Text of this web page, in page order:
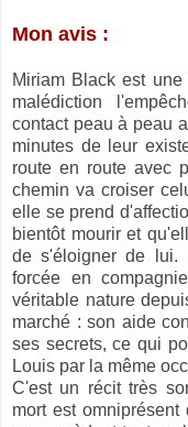
Mon avis :
Miriam Black est
malédiction
contact peau à peau
minutes de leur
route en route avec
chemin va croiser
elle se prend
bientôt mourir et
de s'éloigner de lui.
forcée en
véritable nature
marché : son aide
ses secrets, ce qui
Louis par la même
C'est un récit très
mort est